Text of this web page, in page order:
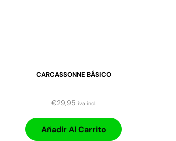
CARCASSONNE BÁSICO
€29,95 iva incl.
Añadir Al Carrito